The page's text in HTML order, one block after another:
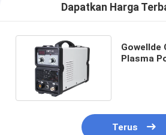
Dapatkan Harga
Gowellde
Plasma
Terus